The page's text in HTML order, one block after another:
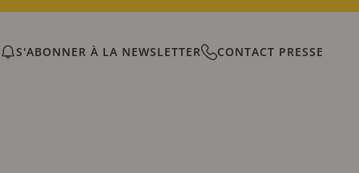
S'ABONNER À LA NEWSLETTER CONTACT PRESSE